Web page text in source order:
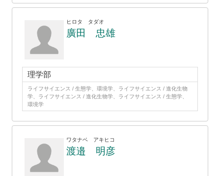
ヒロタ タダオ
廣田 忠雄
理学部
ライフサイエンス / 生態学、環境学、ライフサイエンス / 進化生物
学、ライフサイエンス / 進化生物学、ライフサイエンス / 生態学、
環境学
ワタナベ アキヒコ
渡邉 明彦